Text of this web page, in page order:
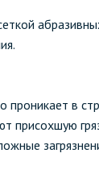
проникает в
присохшую